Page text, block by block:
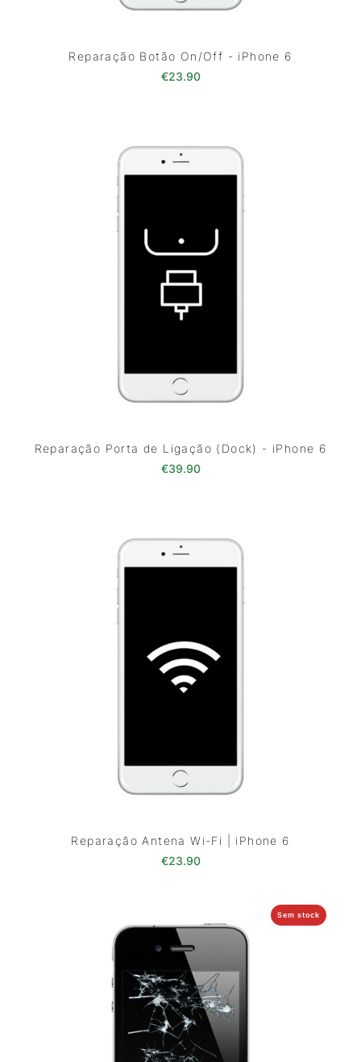
Reparação Botão On/Off - iPhone 6
€23.90
Reparação Porta de Ligação (Dock) - iPhone 6
€39.90
Reparação Antena Wi-Fi | iPhone 6
€23.90
Sem stock